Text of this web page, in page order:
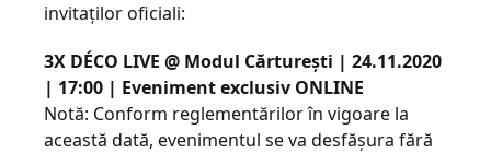
invitaților oficiali:
3X DÉCO LIVE @ Modul Cărtureşti | 24.11.2020
| 17:00 | Eveniment exclusiv ONLINE
Notă: Conform reglementărilor în vigoare la
această dată, evenimentul se va desfășura fără